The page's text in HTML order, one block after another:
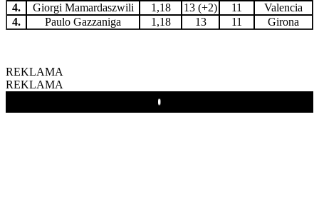
4.
Giorgi Mamardaszwili 1,18 13 (+2) 11
Valencia
4.
Paulo Gazzaniga 1,18 13 11 Girona
REKLAMA
REKLAMA
Play